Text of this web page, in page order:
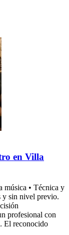
en Villa
música • Técnica y
y sin nivel previo.
profesional con
El reconocido